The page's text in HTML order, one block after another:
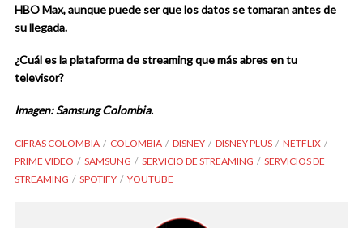
HBO Max, aunque puede ser que los datos se tomaran antes de
su llegada.
¿Cuál es la plataforma de streaming que más abres en tu
televisor?
Imagen: Samsung Colombia.
CIFRAS COLOMBIA COLOMBIA DISNEY DISNEY PLUS
NETFLIX
PRIME VIDEO
SAMSUNG SERVICIO DE STREAMING
SERVICIOS DE
STREAMING
SPOTIFY YOUTUBE